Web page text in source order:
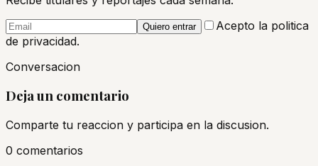
Quiero entrar
Acepto la politica
de privacidad.
Conversacion
Deja un comentario
Comparte tu reaccion y participa en la discusion.
0 comentarios